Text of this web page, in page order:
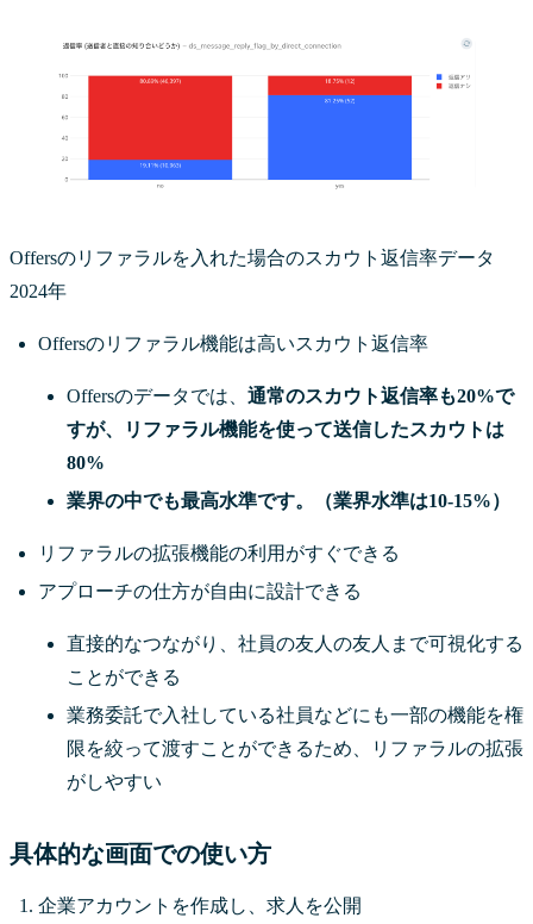
Offersのリファラルを入れた場合のスカウト返信率データ
2024年
Offersのリファラル機能は高いスカウト返信率
Offersのデータでは、 通常のスカウト返信率も20%で
すが、リファラル機能を使って送信したスカウトは
80%
業界の中でも最高水準です。（業界水準は10-15%）
リファラルの拡張機能の利用がすぐできる
アプローチの仕方が自由に設計できる
直接的なつながり、社員の友人の友人まで可視化する
ことができる
業務委託で入社している社員などにも一部の機能を権
限を絞って渡すことができるため、リファラルの拡張
がしやすい
具体的な画面での使い方
企業アカウントを作成し、求人を公開